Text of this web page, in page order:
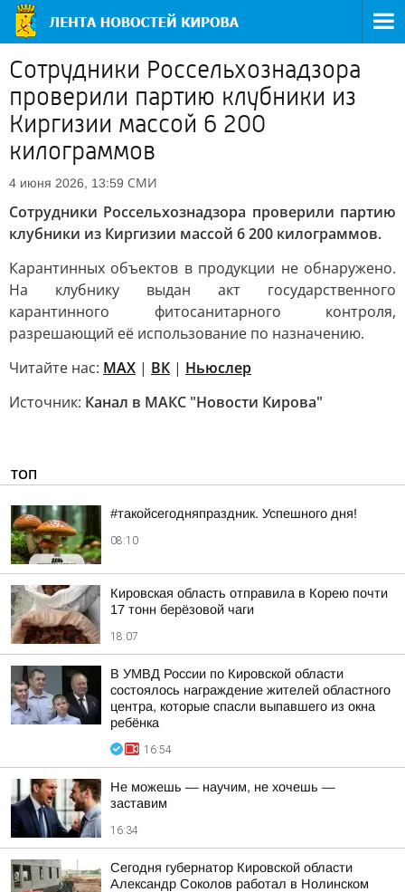
Сотрудники Россельхознадзора
проверили партию клубники из
Киргизии массой 6 200
килограммов
4 июня 2026, 13:59 СМИ
Сотрудники Россельхознадзора проверили партию
клубники из Киргизии массой 6 200 килограммов.
Карантинных объектов в продукции не обнаружено.
На клубнику выдан акт государственного
карантинного фитосанитарного контроля,
разрешающий её использование по назначению.
Читайте нас: MAX | ВК | Ньюслер
Источник: Канал в МАКС "Новости Кирова"
ТОП
#такойсегодняпраздник. Успешного дня!
08:10
Кировская область отправила в Корею почти
17 тонн берёзовой чаги
18:07
В УМВД России по Кировской области
состоялось награждение жителей областного
центра, которые спасли выпавшего из окна
ребёнка
16:54
Не можешь — научим, не хочешь —
заставим
16:34
Сегодня губернатор Кировской области
Александр Соколов работал в Нолинском